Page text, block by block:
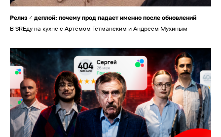
Релиз ≠ деплой: почему прод падает именно после обновлений
В SREду на кухне с Артёмом Гетманским и Андреем Мухиным